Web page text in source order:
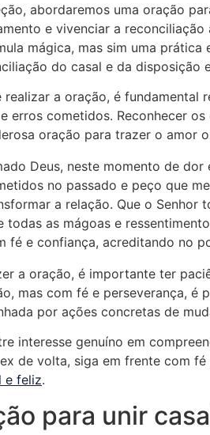
abordaremos uma oração
e vivenciar a
mágica, mas sim uma
do casal e da disposição
realizar a oração, é
erros cometidos. Reconhecer
oração para trazer o amor
Deus, neste momento de
no passado e peço que
a relação. Que o Senhor
todas as mágoas e
fé e confiança, acreditando no
a oração, é importante ter
mas com fé e perseverança, é
por ações concretas de
interesse genuíno em
de volta, siga em frente com
e feliz.
para unir